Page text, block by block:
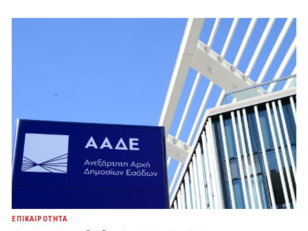
ΕΠΙΚΑΙΡΟΤΗΤΑ